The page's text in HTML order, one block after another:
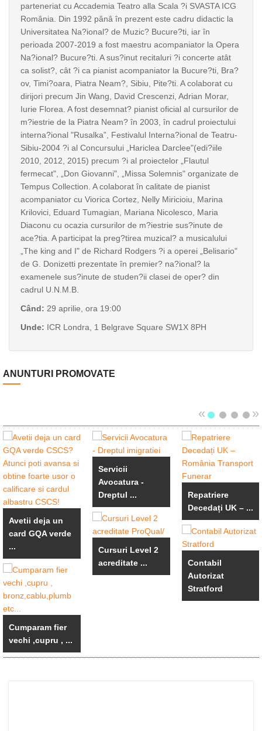
parteneriat cu Accademia Teatro alla Scala ?i SVASTA ICG
România. Din 1992 pânâ în prezent este cadru didactic la
Universitatea Na?ional? de Muzic? Bucure?ti, iar în
perioada 2007-2019 a fost maestru acompaniator la Opera
Na?ional? Bucure?ti. A sus?inut recitaluri ?i concerte atât
ca solist?, cât ?i ca pianist acompaniator la Bucure?ti, Bra?
ov, Timi?oara, Piatra Neam?, Sibiu, Pite?ti. A colaborat cu
dirijori precum Jin Wang, David Crescenzi, Adrian Morar,
Iurie Florea. A fost desemnat? pianist oficial al cursurilor de
m?iestrie de la Piatra Neam? în 2003, în cadrul proiectului
interna?ional "Rusalka”, Festivalul Interna?ional de Teatru-
Sibiu-2004 ?i al Concursului „Hariclea Darclee"(edi?iile
2010, 2012, 2015) precum ?i al proiectelor „Flautul
fermecat", „Don Giovanni", „Missa Solemnis" organizate de
Tempus Collection. A colaborat în calitate de pianist
acompaniator cu Viorica Cortez, Nelly Miricioiu, Marina
Krilovici, Eduard Tumagian, Mariana Nicolesco, Maria
Diaconu cu ocazia cursurilor de m?iestrie sus?inute de
ace?tia. A participat la preg?tirea muzical? a musicalului
„The king and I" de Richard Rodgers ?i a operei „Belisario"
de G. Donizetti prezentate în premier? na?ional? la
examenele sus?inute de studen?ii clasei de oper? din
cadrul U.N.M.B.
Când: 29 aprilie, ora 19:00
Unde: ICR Londra, 1 Belgrave Square SW1X 8PH
ANUNTURI PROMOVATE
« »
Avetii deja un
card GQA verde
...
Cumparam fier
vechi ,cupru , ...
Servicii
Avocatura -
Dreptul ...
Cursuri Level 2
acreditate ...
Repatriere
Decedați UK – ...
Contabil
Autorizat
Stratford